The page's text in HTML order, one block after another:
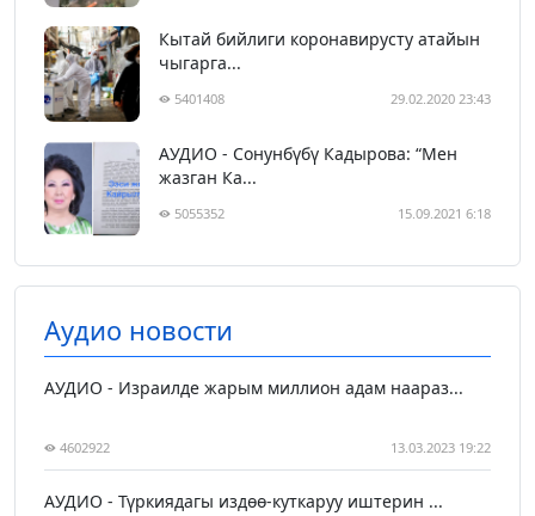
Кытай бийлиги коронавирусту атайын
чыгарга...
5401408 29.02.2020 23:43
АУДИО - Сонунбүбү Кадырова: “Мен
жазган Ка...
5055352 15.09.2021 6:18
Аудио новости
АУДИО - Израилде жарым миллион адам наараз...
4602922 13.03.2023 19:22
АУДИО - Түркиядагы издөө-куткаруу иштерин ...